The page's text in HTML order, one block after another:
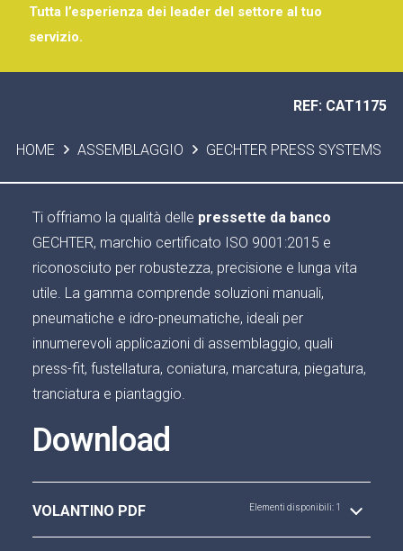
Tutta l’esperienza dei leader del settore al tuo
servizio.
HOME ASSEMBLAGGIO GECHTER PRESS SYSTEMS
REF: CAT1175
Ti offriamo la qualità delle pressette da banco
GECHTER, marchio certificato ISO 9001:2015 e
riconosciuto per robustezza, precisione e lunga vita
utile. La gamma comprende soluzioni manuali,
pneumatiche e idro-pneumatiche, ideali per
innumerevoli applicazioni di assemblaggio, quali
press-fit, fustellatura, coniatura, marcatura, piegatura,
tranciatura e piantaggio.
Download
VOLANTINO PDF Elementi disponibili: 1